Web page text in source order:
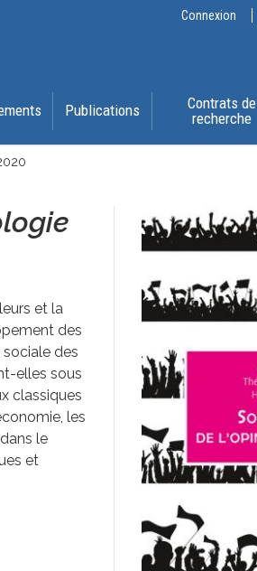
Connexion
Publications
Contrats de
recherche
et la
des
sociale des
elles sous
classiques
les
le
et